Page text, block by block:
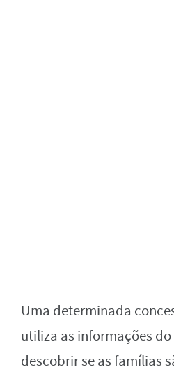
Uma determinada
utiliza as informações
descobrir se as famílias